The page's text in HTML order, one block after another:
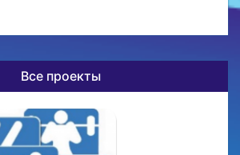
Все проекты